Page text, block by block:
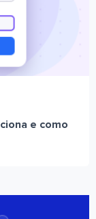
e como